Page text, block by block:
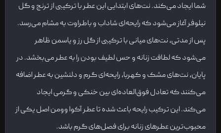
رایحه میانی رز، یاسمن
شما ایجاد می‌کند. نت‌های ابتدایی این عطر با ترکیبی از ترنج و گل
نیلوفر آغاز می‌شود که رایحه‌ای شاداب و باطراوت به مشام می‌رسد.
پس از مدتی، نت‌های میانی با ترکیبی از گل رز و یاسمن ظاهر
می‌شود که لطافت زنانه و حس لطیف بودن را به عطر می‌بخشد. در
پایان، نت‌های مشک و کهربا، رایحه‌ای گرم و دلنشین به عطر اضافه
می‌کنند که تعادل فوق‌العاده‌ای بین خنکی و گرمی ایجاد
می‌کند. این ترکیب رایحه باعث شده تا عطر آکوا وومن اصل یکی از
محبوب‌ترین عطرهای زنانه برای فصل‌های گرم باشد.